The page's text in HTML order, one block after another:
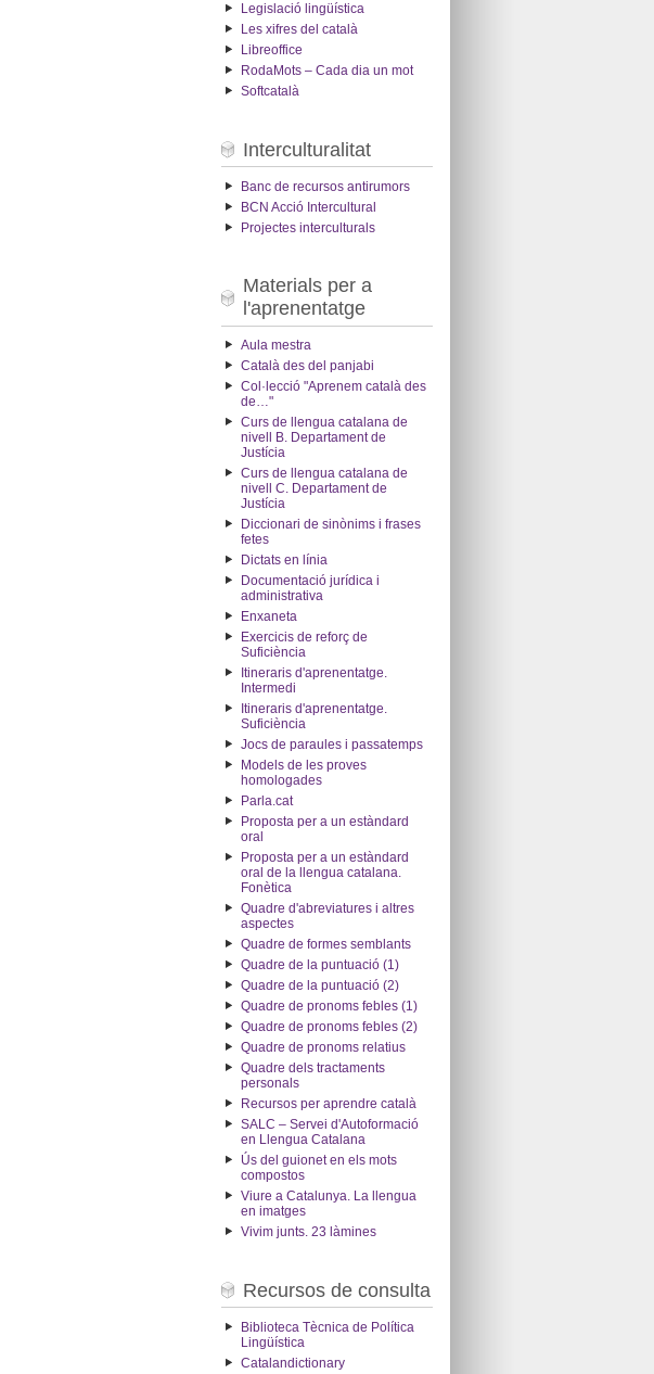
Legislació lingüística
Les xifres del català
Libreoffice
RodaMots – Cada dia un mot
Softcatalà
Interculturalitat
Banc de recursos antirumors
BCN Acció Intercultural
Projectes interculturals
Materials per a
l'aprenentatge
Aula mestra
Català des del panjabi
Col·lecció "Aprenem català des
de…"
Curs de llengua catalana de
nivell B. Departament de
Justícia
Curs de llengua catalana de
nivell C. Departament de
Justícia
Diccionari de sinònims i frases
fetes
Dictats en línia
Documentació jurídica i
administrativa
Enxaneta
Exercicis de reforç de
Suficiència
Itineraris d'aprenentatge.
Intermedi
Itineraris d'aprenentatge.
Suficiència
Jocs de paraules i passatemps
Models de les proves
homologades
Parla.cat
Proposta per a un estàndard
oral
Proposta per a un estàndard
oral de la llengua catalana.
Fonètica
Quadre d'abreviatures i altres
aspectes
Quadre de formes semblants
Quadre de la puntuació (1)
Quadre de la puntuació (2)
Quadre de pronoms febles (1)
Quadre de pronoms febles (2)
Quadre de pronoms relatius
Quadre dels tractaments
personals
Recursos per aprendre català
SALC – Servei d'Autoformació
en Llengua Catalana
Ús del guionet en els mots
compostos
Viure a Catalunya. La llengua
en imatges
Vivim junts. 23 làmines
Recursos de consulta
Biblioteca Tècnica de Política
Lingüística
Catalandictionary